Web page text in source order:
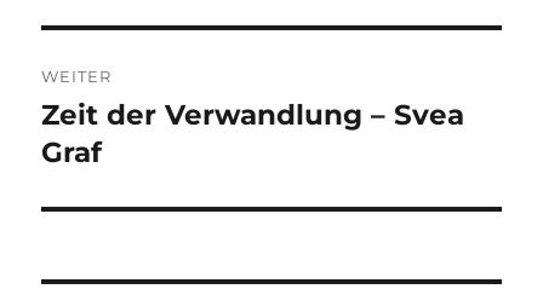
WEITER
Nächster
Beitrag:
Zeit der Verwandlung – Svea
Graf